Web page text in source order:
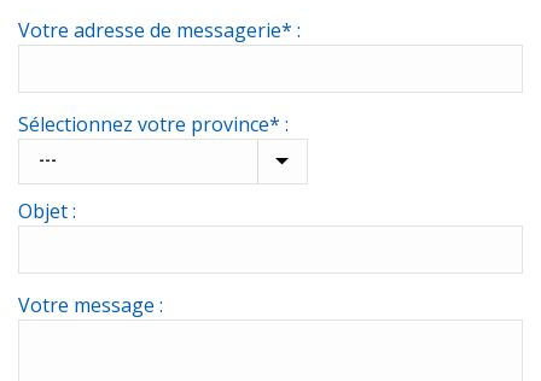
Votre adresse de messagerie* :
Sélectionnez votre province* :
Objet :
Votre message :